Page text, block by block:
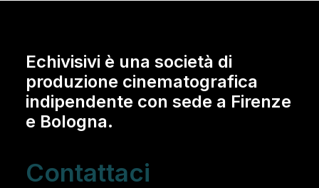
Echivisivi è una società di
produzione cinematografica
indipendente con sede a Firenze
e Bologna.
Contattaci